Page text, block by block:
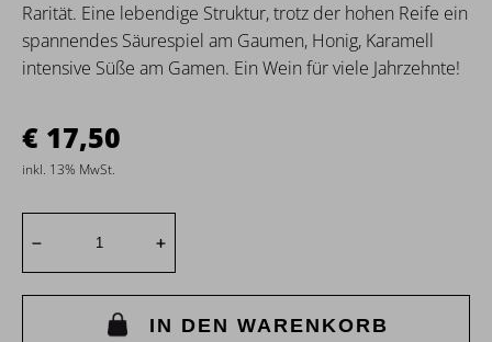
Rarität. Eine lebendige Struktur, trotz der hohen Reife ein
spannendes Säurespiel am Gaumen, Honig, Karamell
intensive Süße am Gamen. Ein Wein für viele Jahrzehnte!
17,50
inkl. 13% MwSt.
IN DEN WARENKORB